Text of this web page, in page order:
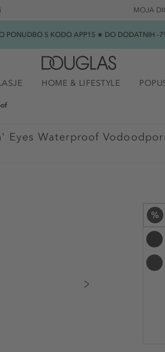
MOJA
PONUDBO S KODO APP15 ★ DO DODATNIH -
HOME & LIFESTYLE
Eyes Waterproof
%